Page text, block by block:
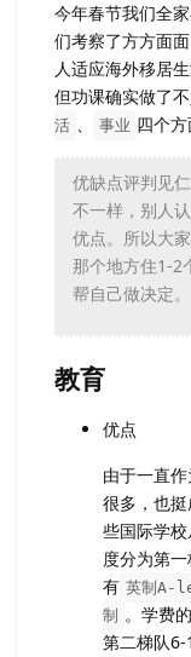
今年春节我们全
们考察了方方面
人适应海外移居
但功课确实做了
活 、 事业 四个方
优缺点评判见
不一样，别人
优点。所以大
那个地方住1-2
帮自己做决定。
教育
优点
由于一直
很多，也
些国际学
度分为第
有 英制A-
制 。学费
第二梯队